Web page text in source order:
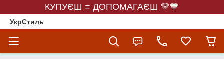
КУПУЄШ = ДОПОМАГАЄШ 💛💙
УкрСтиль